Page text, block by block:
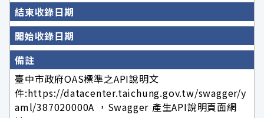
結束收錄日期
開始收錄日期
備註
臺中市政府OAS標準之API說明文
件:https://datacenter.taichung.gov.tw/swagger/y
aml/387020000A ，Swagger 產生API說明頁面網